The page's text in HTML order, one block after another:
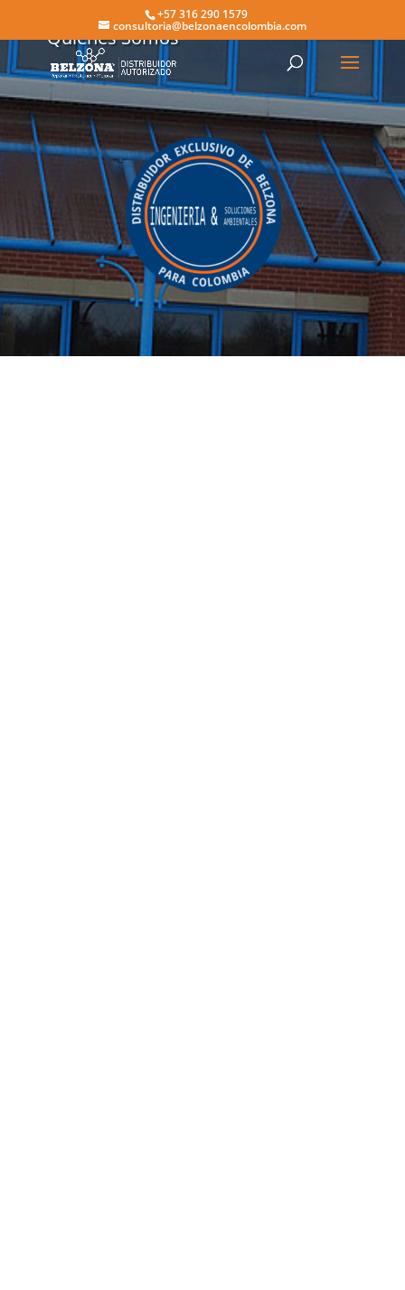
+57 316 290 1579
consultoria@belzonaencolombia.com
Quienes Somos